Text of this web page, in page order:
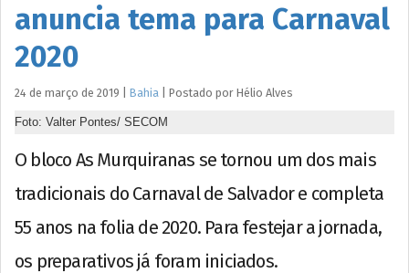
anuncia tema para Carnaval
2020
24 de março de 2019 Bahia Postado por Hélio Alves
Foto: Valter Pontes/ SECOM
O bloco As Murquiranas se tornou um dos mais
tradicionais do Carnaval de Salvador e completa
55 anos na folia de 2020. Para festejar a jornada,
os preparativos já foram iniciados.